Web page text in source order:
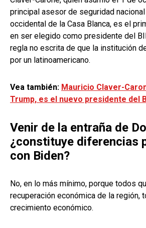
principal asesor de seguridad
occidental de la Casa Blanca, es el
en ser elegido como presidente del
regla no escrita de que la institución
por un latinoamericano.
Vea también: Mauricio Claver-
Trump, es el nuevo presidente del
Venir de la entraña de
¿constituye diferencias
con Biden?
No, en lo más mínimo, porque todos
recuperación económica de la región,
crecimiento económico.